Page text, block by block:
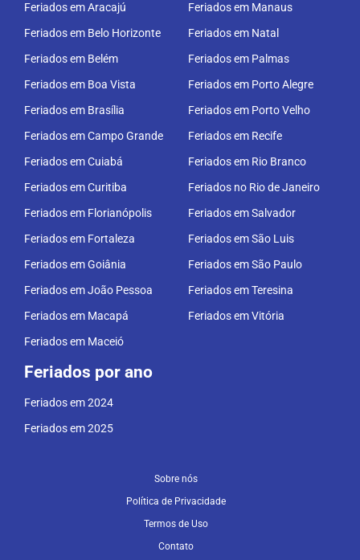
Feriados em Aracajú
Feriados em Belo Horizonte
Feriados em Belém
Feriados em Boa Vista
Feriados em Brasília
Feriados em Campo Grande
Feriados em Cuiabá
Feriados em Curitiba
Feriados em Florianópolis
Feriados em Fortaleza
Feriados em Goiânia
Feriados em João Pessoa
Feriados em Macapá
Feriados em Maceió
Feriados em Manaus
Feriados em Natal
Feriados em Palmas
Feriados em Porto Alegre
Feriados em Porto Velho
Feriados em Recife
Feriados em Rio Branco
Feriados no Rio de Janeiro
Feriados em Salvador
Feriados em São Luis
Feriados em São Paulo
Feriados em Teresina
Feriados em Vitória
Feriados por ano
Feriados em 2024
Feriados em 2025
Sobre nós
Política de Privacidade
Termos de Uso
Contato